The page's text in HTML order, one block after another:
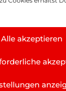
Alle akzeptieren